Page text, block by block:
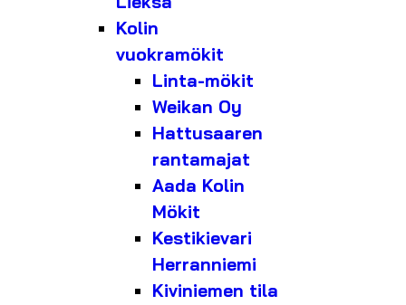
Kolin
vuokramökit
Linta-mökit
Weikan Oy
Hattusaaren
rantamajat
Aada Kolin
Mökit
Kestikievari
Herranniemi
Kiviniemen tila